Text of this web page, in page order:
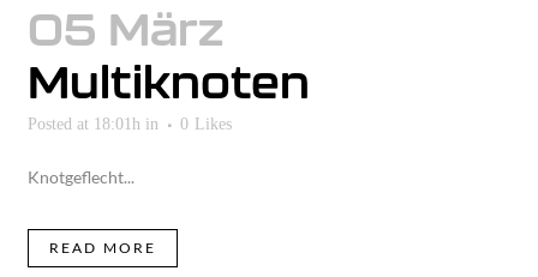
05 März
Multiknoten
Posted at 18:01h in 0 Likes
Knotgeflecht...
READ MORE